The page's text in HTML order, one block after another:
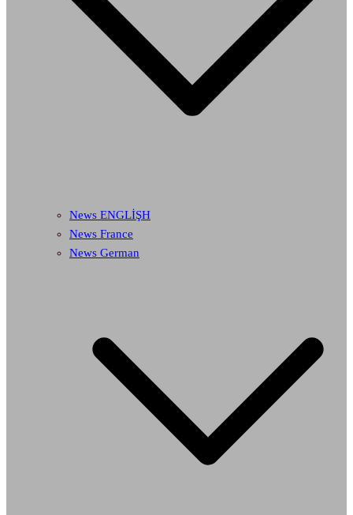
News ENGLİŞH
News France
News German